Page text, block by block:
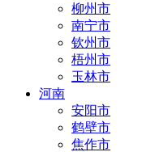
柳州市
南宁市
钦州市
梧州市
玉林市
河南
安阳市
鹤壁市
焦作市